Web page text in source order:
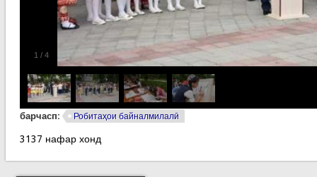
1 / 4
барчасп: Робитаҳои байналмилалӣ
3137 нафар хонд